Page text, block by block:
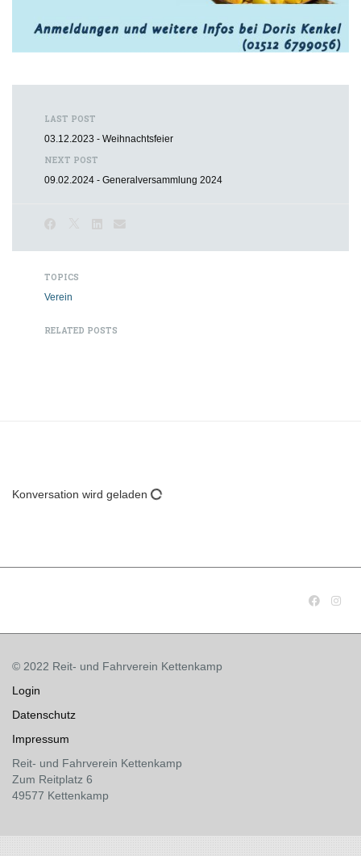
LAST POST
03.12.2023 - Weihnachtsfeier
NEXT POST
09.02.2024 - Generalversammlung 2024
TOPICS
Verein
RELATED POSTS
Konversation wird geladen
© 2022 Reit- und Fahrverein Kettenkamp
Login
Datenschutz
Impressum
Reit- und Fahrverein Kettenkamp
Zum Reitplatz 6
49577 Kettenkamp